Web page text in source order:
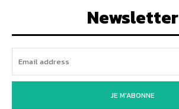
Newsletter
JE M'ABONNE